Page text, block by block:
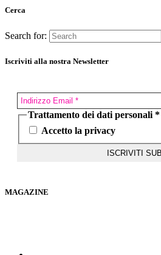
Cerca
Search for:
Iscriviti alla nostra Newsletter
Trattamento dei dati personali *
Accetto la privacy
MAGAZINE